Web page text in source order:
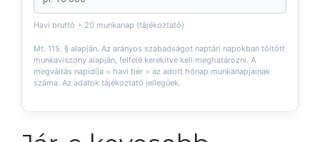
Havi bruttó ÷ 20 munkanap (tájékoztató)
Mt. 115. § alapján. Az arányos szabadságot naptári napokban töltött
munkaviszony alapján, felfelé kerekítve kell meghatározni. A
megváltás napidíja = havi bér ÷ az adott hónap munkanapjainak
száma. Az adatok tájékoztató jellegűek.